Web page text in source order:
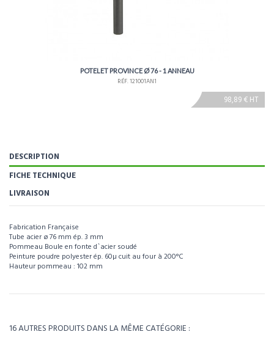
POTELET PROVINCE Ø 76 - 1 ANNEAU
RÉF. 121001AN1
98,89 € HT
DESCRIPTION
FICHE TECHNIQUE
LIVRAISON
Fabrication Française
Tube acier ø 76 mm ép. 3 mm
Pommeau Boule en fonte d`acier soudé
Peinture poudre polyester ép. 60µ cuit au four à 200°C
Hauteur pommeau : 102 mm
Environ 1 à 2 semaines - À confirmer lors de la
16 AUTRES PRODUITS DANS LA MÊME CATÉGORIE :